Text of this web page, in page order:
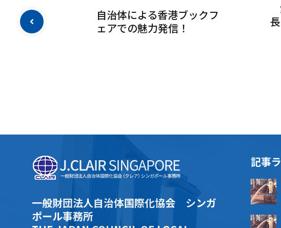
自治体による香港ブックフ
ェアでの魅力発信！
一般財団法人自治体国際化協会 シンガ
ポール事務所
記事